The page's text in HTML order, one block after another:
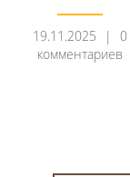
19.11.2025
0
комментариев